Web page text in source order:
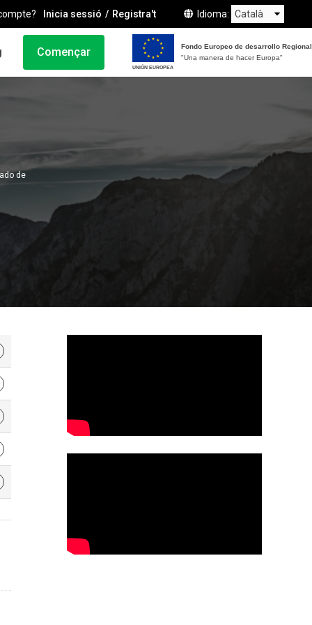
Inicia sessió Registra't Idioma
Començar
UNIÓN EUROPEA
Fondo Europeo de desarrollo Regional
"Una manera de hacer Europa"
de